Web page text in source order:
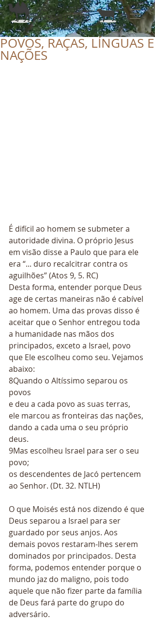
POVOS, RAÇAS, LÍNGUAS E
NAÇÕES
É difícil ao homem se submeter a
autoridade divina. O próprio Jesus
em visão disse a Paulo que para ele
era “... duro recalcitrar contra os
aguilhões” (Atos 9, 5. RC)
Desta forma, entender porque Deus
age de certas maneiras não é cabível
ao homem. Uma das provas disso é
aceitar que o Senhor entregou toda
a humanidade nas mãos dos
principados, exceto a Israel, povo
que Ele escolheu como seu. Vejamos
abaixo:
8Quando o Altíssimo separou os
povos
e deu a cada povo as suas terras,
ele marcou as fronteiras das nações,
dando a cada uma o seu próprio
deus.
9Mas escolheu Israel para ser o seu
povo;
os descendentes de Jacó pertencem
ao Senhor. (Dt. 32. NTLH)
O que Moisés está nos dizendo é que
Deus separou a Israel para ser
guardado por seus anjos. Aos
demais povos restaram-lhes serem
dominados por principados. Desta
forma, podemos entender porque o
mundo jaz do maligno, pois todo
aquele que não fizer parte da família
de Deus fará parte do grupo do
adversário.